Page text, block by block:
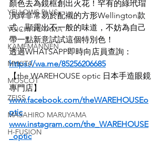
YELLOWS PLUS
YUICHI TOYAMA
KAMEMANNEN
MYKITA
MOSCOT
ZEISS
MASAHIRO MARUYAMA
H-FUSION
顏色去為鏡框創出火花！罕有的綠玳瑁
演繹非常易於配襯的方形Wellington款
式，顯露出不一般的味道，不妨為自己
帶一點新意試試這個特別色！
透過WHATSAPP即時向店員查詢：
https://wa.me/85256206685
【the WAREHOUSE optic 日本手造眼鏡
專門店】
www.facebook.com/theWAREHOUSEo
ptic
www.instagram.com/the_WAREHOUSE
_optic